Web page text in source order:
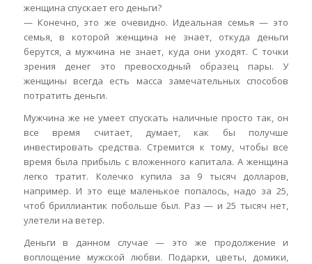
женщина спускает его деньги?
— Конечно, это же очевидно. Идеальная семья — это
семья, в которой женщина не знает, откуда деньги
берутся, а мужчина не знает, куда они уходят. С точки
зрения денег это превосходный образец пары. У
женщины всегда есть масса замечательных способов
потратить деньги.
Мужчина же не умеет спускать наличные просто так, он
все время считает, думает, как бы получше
инвестировать средства. Стремится к тому, чтобы все
время была прибыль с вложенного капитала. А женщина
легко тратит. Колечко купила за 9 тысяч долларов,
например. И это еще маленькое попалось, надо за 25,
чтоб бриллиантик побольше был. Раз — и 25 тысяч нет,
улетели на ветер.
Деньги в данном случае — это же продолжение и
воплощение мужской любви. Подарки, цветы, домики,